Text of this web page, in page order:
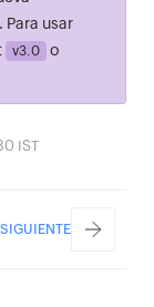
. Para usar
v3.0
o
IST
SIGUIENTE